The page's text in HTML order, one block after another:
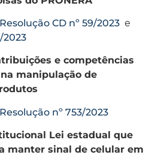
Resolução CD nº 59/2023 e
2023
e competências
manipulação de
Resolução nº 753/2023
Lei estadual que
manter sinal de celular em